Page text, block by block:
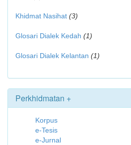
Khidmat Nasihat (3)
Glosari Dialek Kedah (1)
Glosari Dialek Kelantan (1)
Perkhidmatan +
Korpus
e-Tesis
e-Jurnal